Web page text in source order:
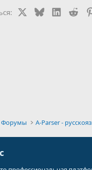
BlueskyLinkedIn
Форумы A-Parser -